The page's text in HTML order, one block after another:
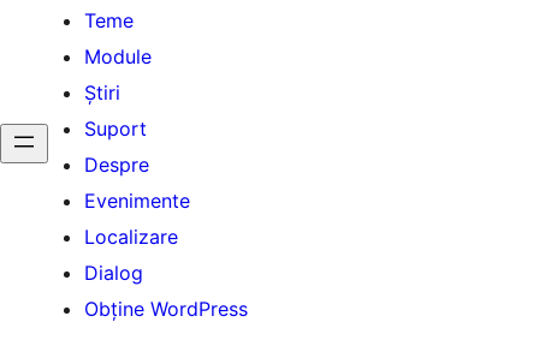
Teme
Module
Știri
Suport
Despre
Evenimente
Localizare
Dialog
Obține WordPress